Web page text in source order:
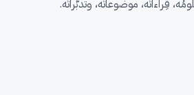
قِراءاتُه، موضوعاتُه، وتدبُّراتُه.